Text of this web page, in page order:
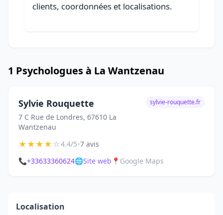
clients, coordonnées et localisations.
1 Psychologues à La Wantzenau
Sylvie Rouquette
7 C Rue de Londres, 67610 La
Wantzenau
sylvie-rouquette.fr
★★★★☆4.4/5•7 avis
📞+33633360624🌐Site web 📍 Google Maps
Localisation